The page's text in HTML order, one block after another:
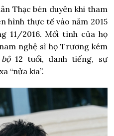
Thạc bén duyên khi tham
hình thực tế vào năm 2015
11/2016. Mối tình của họ
nghệ sĩ họ Trương kém
12 tuổi, danh tiếng, sự
“nửa kia”.